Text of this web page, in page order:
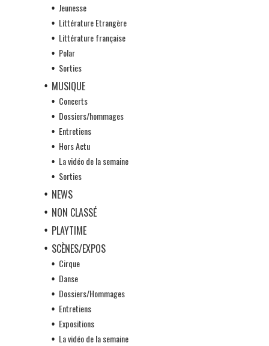
Jeunesse
Littérature Etrangère
Littérature française
Polar
Sorties
MUSIQUE
Concerts
Dossiers/hommages
Entretiens
Hors Actu
La vidéo de la semaine
Sorties
NEWS
NON CLASSÉ
PLAYTIME
SCÈNES/EXPOS
Cirque
Danse
Dossiers/Hommages
Entretiens
Expositions
La vidéo de la semaine